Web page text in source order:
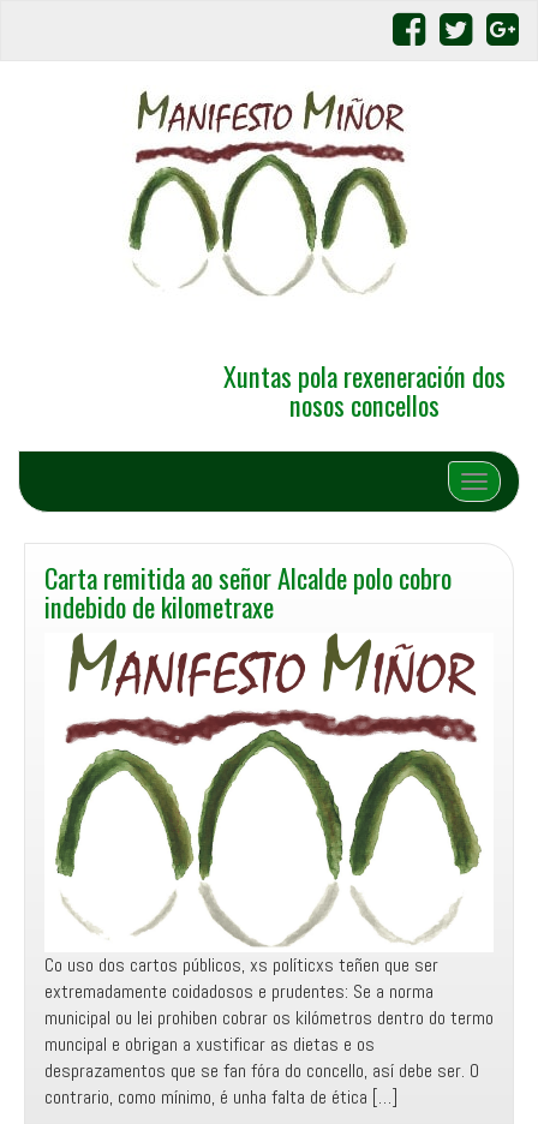
Xuntas pola rexeneración dos
nosos concellos
Alternar
Carta remitida ao señor Alcalde polo cobro
indebido de kilometraxe
Co uso dos cartos públicos, xs políticxs teñen que ser
extremadamente coidadosos e prudentes: Se a norma
municipal ou lei prohiben cobrar os kilómetros dentro do termo
muncipal e obrigan a xustificar as dietas e os
desprazamentos que se fan fóra do concello, así debe ser. O
contrario, como mínimo, é unha falta de ética […]